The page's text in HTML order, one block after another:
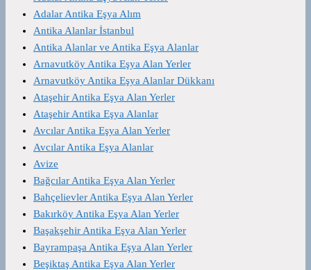
Adalar Antika Eşya Alım
Antika Alanlar İstanbul
Antika Alanlar ve Antika Eşya Alanlar
Arnavutköy Antika Eşya Alan Yerler
Arnavutköy Antika Eşya Alanlar Dükkanı
Ataşehir Antika Eşya Alan Yerler
Ataşehir Antika Eşya Alanlar
Avcılar Antika Eşya Alan Yerler
Avcılar Antika Eşya Alanlar
Avize
Bağcılar Antika Eşya Alan Yerler
Bahçelievler Antika Eşya Alan Yerler
Bakırköy Antika Eşya Alan Yerler
Başakşehir Antika Eşya Alan Yerler
Bayrampaşa Antika Eşya Alan Yerler
Beşiktaş Antika Eşya Alan Yerler